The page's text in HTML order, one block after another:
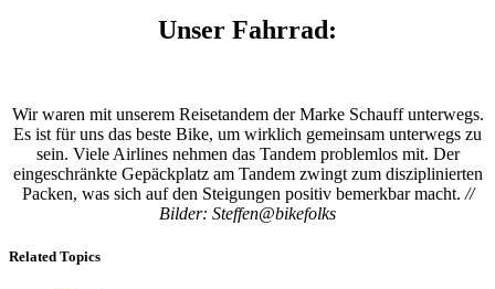
Unser Fahrrad:
Wir waren mit unserem Reisetandem der Marke Schauff unterwegs.
Es ist für uns das beste Bike, um wirklich gemeinsam unterwegs zu
sein. Viele Airlines nehmen das Tandem problemlos mit. Der
eingeschränkte Gepäckplatz am Tandem zwingt zum disziplinierten
Packen, was sich auf den Steigungen positiv bemerkbar macht. //
Bilder: Steffen@bikefolks
Related Topics